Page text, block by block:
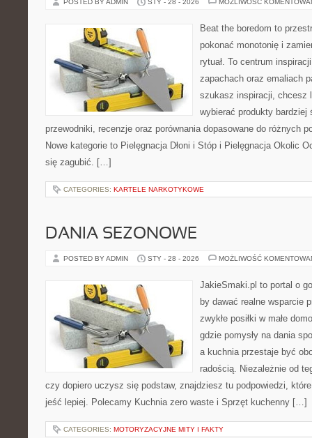
POSTED BY ADMIN STY - 28 - 2026 MOŻLIWOŚĆ
Beat the boredom to
pokonać monotonię i
rytuał. To centrum
zapachach oraz emaliach
szukasz inspiracji, chcesz
wybierać produkty bardziej
przewodniki, recenzje oraz porównania dopasowane do różnych
Nowe kategorie to Pielęgnacja Dłoni i Stóp i Pielęgnacja Okolic
się zagubić. […]
CATEGORIES: KARTELE NARKOTYKOWE
DANIA SEZONOWE
POSTED BY ADMIN STY - 28 - 2026 MOŻLIWOŚĆ
JakieSmaki.pl to portal o
by dawać realne wsparcie
zwykłe posiłki w małe
gdzie pomysły na dania
a kuchnia przestaje być
radością. Niezależnie od
czy dopiero uczysz się podstaw, znajdziesz tu podpowiedzi,
jeść lepiej. Polecamy Kuchnia zero waste i Sprzęt kuchenny […]
CATEGORIES: MOTORYZACYJNE MITY I FAKTY